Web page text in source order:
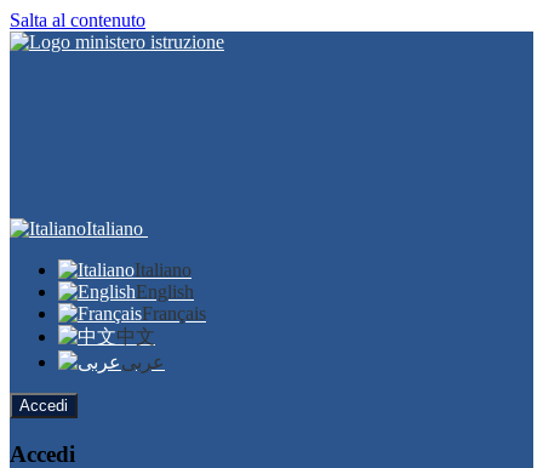
Salta al contenuto
Italiano
Italiano
English
Français
中文
عربى
Accedi
Accedi